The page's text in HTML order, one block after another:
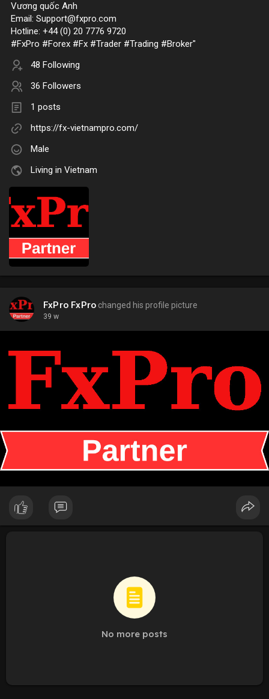
Vương quốc Anh
Email: Support@fxpro.com
Hotline: ‪+44 (0) 20 7776 9720‬
#FxPro #Forex #Fx #Trader #Trading #Broker"
48 Following
36 Followers
1 posts
https://fx-vietnampro.com/
Male
Living in Vietnam
FxPro FxPro changed his profile picture
39 w
No more posts